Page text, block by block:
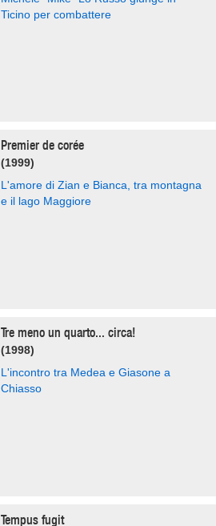
Ticino per combattere
Premier de corée
(1999)
L'amore di Zian e Bianca, tra montagna
e il lago Maggiore
Tre meno un quarto... circa!
(1998)
L'incontro tra Medea e Giasone a
Chiasso
Tempus fugit